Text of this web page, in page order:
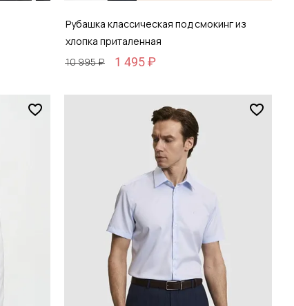
Рубашка классическая под смокинг из
хлопка приталенная
10 995 ₽
1 495 ₽
Добавить в корзину